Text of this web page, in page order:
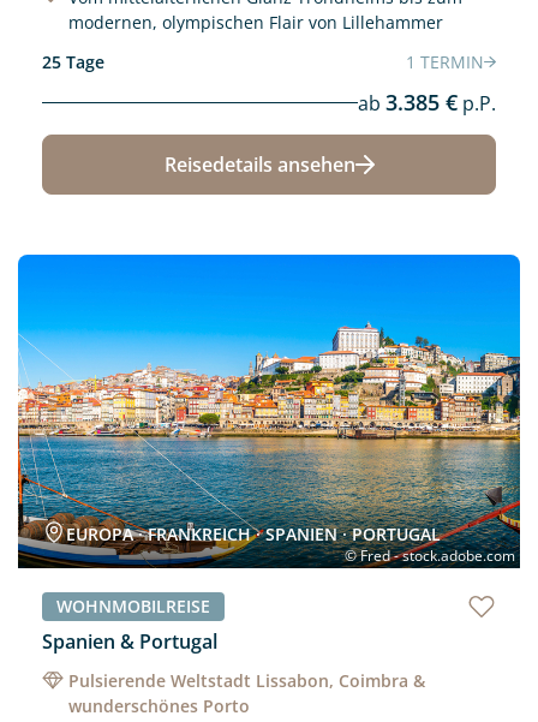
modernen, olympischen Flair von Lillehammer
25 Tage
1 TERMIN
ab 3.385 € p.P.
Reisedetails ansehen
© Fred - stock.adobe.com
EUROPA · FRANKREICH · SPANIEN · PORTUGAL
WOHNMOBILREISE
Spanien & Portugal
Pulsierende Weltstadt Lissabon, Coimbra &
wunderschönes Porto